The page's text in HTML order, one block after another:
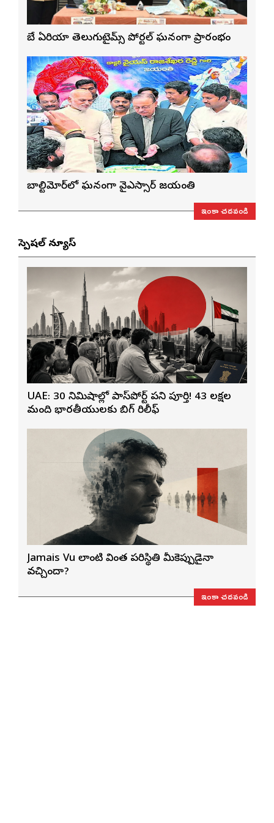
బే ఏరియా తెలుగుటైమ్స్ పోర్టల్ ఘనంగా ప్రారంభం
బాల్టిమోర్‌లో ఘనంగా వైఎస్సార్‌ జయంతి
ఇంకా చదవండి
స్పెషల్ న్యూస్
UAE: 30 నిమిషాల్లో పాస్‌పోర్ట్ పని పూర్తి! 43 లక్షల
మంది భారతీయులకు బిగ్ రిలీఫ్
Jamais Vu లాంటి వింత పరిస్థితి మీకెప్పుడైనా
వచ్చిందా?
ఇంకా చదవండి